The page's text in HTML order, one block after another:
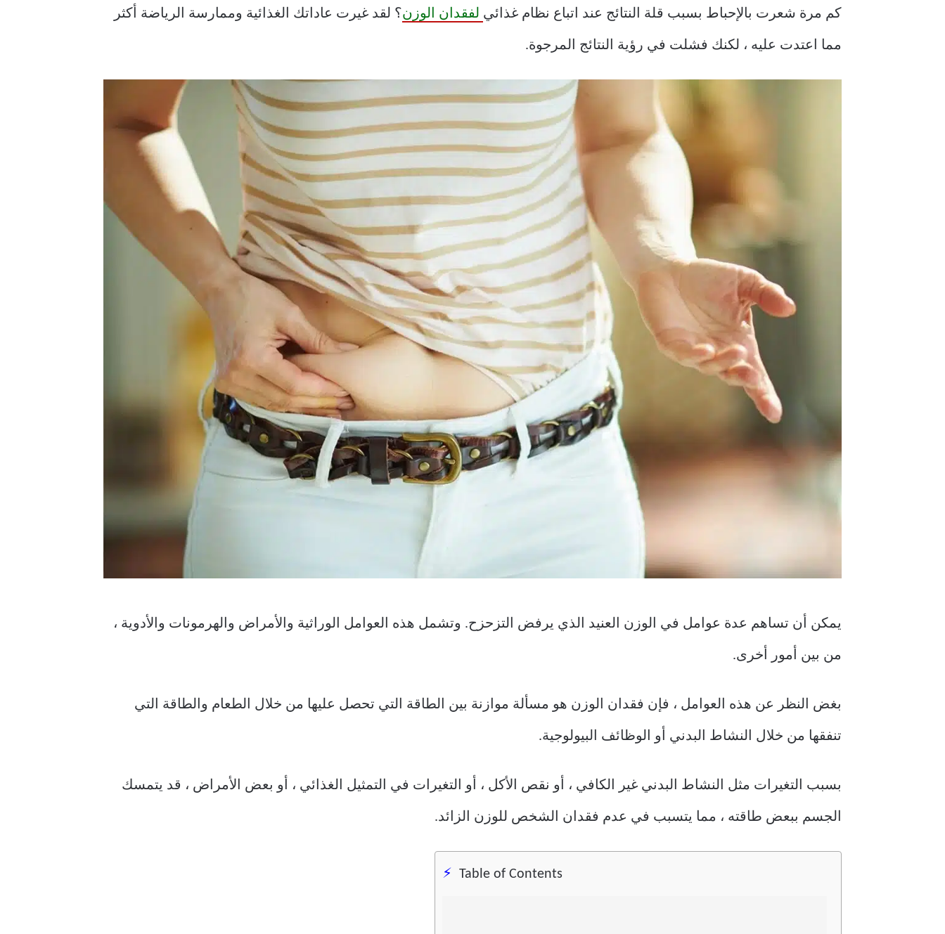
كم مرة شعرت بالإحباط بسبب قلة النتائج عند اتباع نظام غذائي لفقدان الوزن ؟ لقد غيرت عاداتك الغذائية وممارسة الرياضة أكثر
مما اعتدت عليه ، لكنك فشلت في رؤية النتائج المرجوة.
يمكن أن تساهم عدة عوامل في الوزن العنيد الذي يرفض التزحزح. وتشمل هذه العوامل الوراثية والأمراض والهرمونات والأدوية ،
من بين أمور أخرى.
بغض النظر عن هذه العوامل ، فإن فقدان الوزن هو مسألة موازنة بين الطاقة التي تحصل عليها من خلال الطعام والطاقة التي
تنفقها من خلال النشاط البدني أو الوظائف البيولوجية.
بسبب التغيرات مثل النشاط البدني غير الكافي ، أو نقص الأكل ، أو التغيرات في التمثيل الغذائي ، أو بعض الأمراض ، قد يتمسك
الجسم ببعض طاقته ، مما يتسبب في عدم فقدان الشخص للوزن الزائد.
Table of Contents